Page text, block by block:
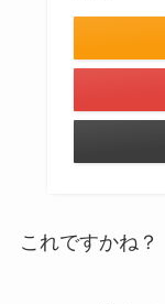
これですかね？